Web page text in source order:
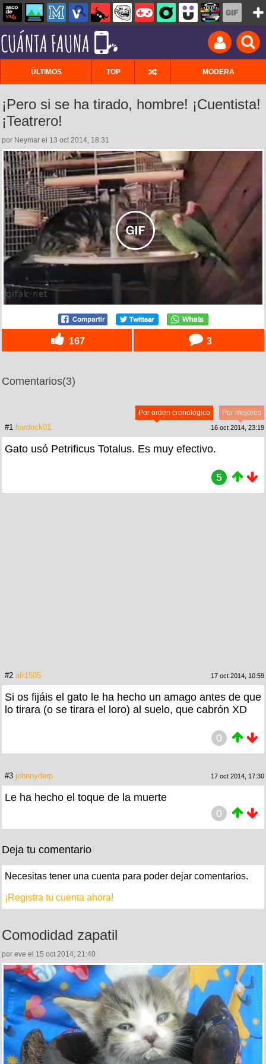
ÚLTIMOS TOP MODERA
¡Pero si se ha tirado, hombre! ¡Cuentista!
¡Teatrero!
por Neymar el 13 oct 2014, 18:31
167 3
Comentarios(3)
Por mejores
Por orden cronológico
#1 bardock01 16 oct 2014, 23:19
Gato usó Petrificus Totalus. Es muy efectivo.
5
#2 afr1505 17 oct 2014, 10:59
Si os fijáis el gato le ha hecho un amago antes de que
lo tirara (o se tirara el loro) al suelo, que cabrón XD
0
#3 johnnyderp 17 oct 2014, 17:30
Le ha hecho el toque de la muerte
0
Deja tu comentario
Necesitas tener una cuenta para poder dejar comentarios.
¡Registra tu cuenta ahora!
Comodidad zapatil
por eve el 15 oct 2014, 21:40